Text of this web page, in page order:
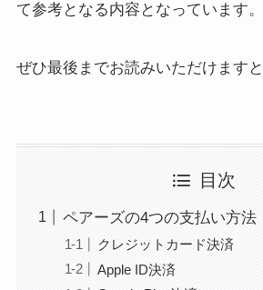
て参考となる内容となっています。
ぜひ最後までお読みいただけますと
目次
ペアーズの4つの支払い方法
クレジットカード決済
Apple ID決済